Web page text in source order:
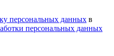
персональных данных в
персональных данных